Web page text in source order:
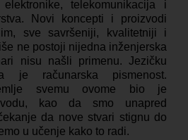
telekomunikacija i
Novi koncepti i proizvodi
sve savršeniji, kvalitetniji i
ne postoji nijedna inženjerska
nisu našli primenu. Jezičku
je računarska pismenost.
svemu ovome bio je
kao da smo unapred
da nove stvari stignu do
u učenje kako to radi.